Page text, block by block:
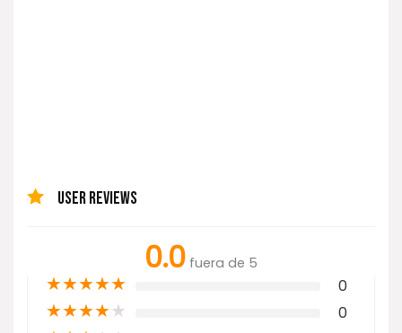
USER REVIEWS
0.0 fuera de 5
★★★★★ 0
★★★★★ 0